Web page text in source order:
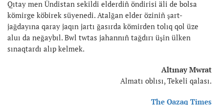
Qıtay men Ündistan sekildi elderdiñ öndirisi äli de bolsa
kömirge köbirek süyenedi. Atalğan elder öziniñ şart-
jağdayına qaray jaqın jartı ğasırda kömirden tolıq qol üze
aluı da neğaybıl. Bwl twtas jahannıñ tağdırı üşin ülken
sınaqtardı alıp kelmek.
Altınay Mwrat
Almatı oblısı, Tekeli qalası.
The Qazaq Times